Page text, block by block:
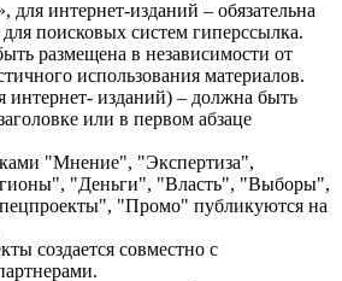
интернет-изданий – обязательна
поисковых систем гиперссылка.
размещена в независимости от
использования материалов.
интернет- изданий) – должна быть
или в первом абзаце
"Мнение", "Экспертиза",
"Деньги", "Власть", "Выборы",
"Промо" публикуются на
создается совместно с